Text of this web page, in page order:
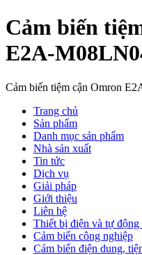
Cảm biến
E2A-
Cảm biến tiệm cận Omron
Trang chủ
Sản phẩm
Danh mục sản phẩm
Nhà sản xuất
Tin tức
Dịch vụ
Giải pháp
Giới thiệu
Liên hệ
Thiết bị điện và tự động
Cảm biến công nghiệp
Cảm biến điện dung,